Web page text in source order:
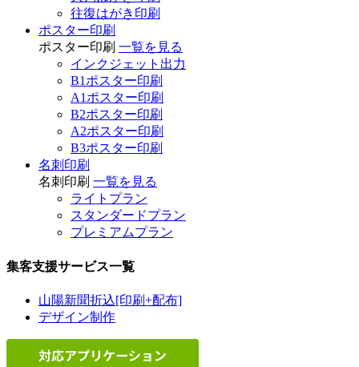
往復はがき印刷
ポスター印刷
ポスター印刷 一覧を見る
インクジェット出力
B1ポスター印刷
A1ポスター印刷
B2ポスター印刷
A2ポスター印刷
B3ポスター印刷
名刺印刷
名刺印刷 一覧を見る
ライトプラン
スタンダードプラン
プレミアムプラン
集客支援サービス一覧
山陽新聞折込[印刷+配布]
デザイン制作